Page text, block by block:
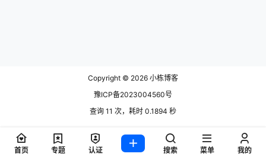
Copyright © 2026 小栋博客
豫ICP备2023004560号
查询 11 次，耗时 0.1894 秒
首页 专题 认证 搜索 菜单 我的